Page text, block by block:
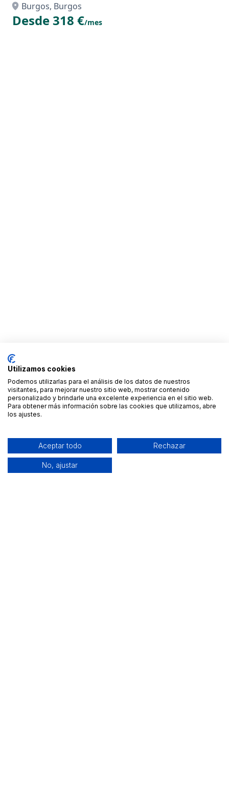
Burgos, Burgos
Desde 318 €/mes
Utilizamos cookies
Podemos utilizarlas para el análisis de los datos de nuestros
visitantes, para mejorar nuestro sitio web, mostrar contenido
personalizado y brindarle una excelente experiencia en el sitio web.
Para obtener más información sobre las cookies que utilizamos, abre
los ajustes.
Aceptar todo Rechazar
No, ajustar